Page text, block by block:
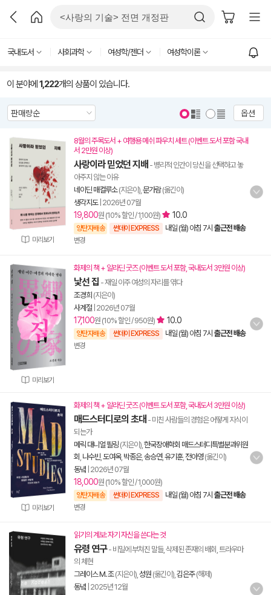
국내도서 사회과학 여성학/젠더 여성학이론
이 분야에 1,222개의 상품이 있습니다.
옵션
미리보기
8월의 주목도서 + 여행용 메쉬 파우치 세트 (이벤트 도서 포함 국내
서 2만원 이상)
사랑이라 믿었던 지배 - 병리적 인간이 당신을 선택하고 놓
아주지 않는 이유
네이딘 매컬루소(지은이), 문가람(옮긴이)
생각지도| 2026년 07월
19,800원 (10% 할인 / 1,100원) 10.0
양탄자배송 썬데이 EXPRESS 내일 (월) 아침 7시 출근전 배송
변경
미리보기
화제의 책 + 알라딘 굿즈 (이벤트 도서 포함, 국내도서 3만원 이상)
낯선 집 - 재일 이주 여성의 자리를 엮다
조경희 (지은이)
사계절 2026년 07월
17,100원 (10% 할인 / 950원) 10.0
양탄자배송 썬데이 EXPRESS 내일 (월) 아침 7시 출근전 배송
변경
미리보기
화제의 책 + 알라딘 굿즈 (이벤트 도서 포함, 국내도서 3만원 이상)
매드스터디로의 초대 - 미친 사람들의 경험은 어떻게 지식이
되는가
메릭 대니얼 필링 (지은이), 한국장애학회 매드스터디특별분과위원
회 나수빈 도여옥, 박종은, 송승연, 유기훈, 전아영(옮긴이)
동녘 2026년 07월
18,000원 (10% 할인 / 1,000원)
양탄자배송 썬데이 EXPRESS 내일 (월) 아침 7시 출근전 배송
변경
읽기의 계보: 자기 자신을 쓴다는 것
유령 연구- 비밀에 부쳐진 말들, 삭제된 존재의 배회, 트라우마
의 체현
그레이스 M. 조(지은이), 성원 (옮긴이), 김은주(해제)
동녘 2025년 12월